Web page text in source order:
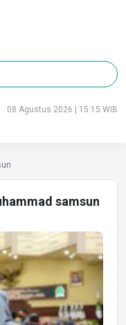
08 Agustus 2026 | 15:15 WIB
samsun